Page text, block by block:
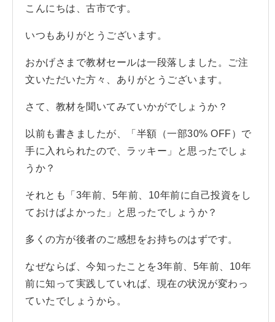
こんにちは、古市です。
いつもありがとうございます。
おかげさまで教材セールは一段落しました。ご注
文いただいた方々、ありがとうございます。
さて、教材を聞いてみていかがでしょうか？
以前も書きましたが、「半額（一部30% OFF）で
手に入れられたので、ラッキー」と思ったでしょ
うか？
それとも「3年前、5年前、10年前に自己投資をし
ておけばよかった」と思ったでしょうか？
多くの方が後者のご感想をお持ちのはずです。
なぜならば、今知ったことを3年前、5年前、10年
前に知って実践していれば、現在の状況が変わっ
ていたでしょうから。